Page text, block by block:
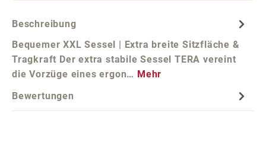
Beschreibung
Bequemer XXL Sessel | Extra breite Sitzfläche &
Tragkraft Der extra stabile Sessel TERA vereint
die Vorzüge eines ergon… Mehr
Bewertungen